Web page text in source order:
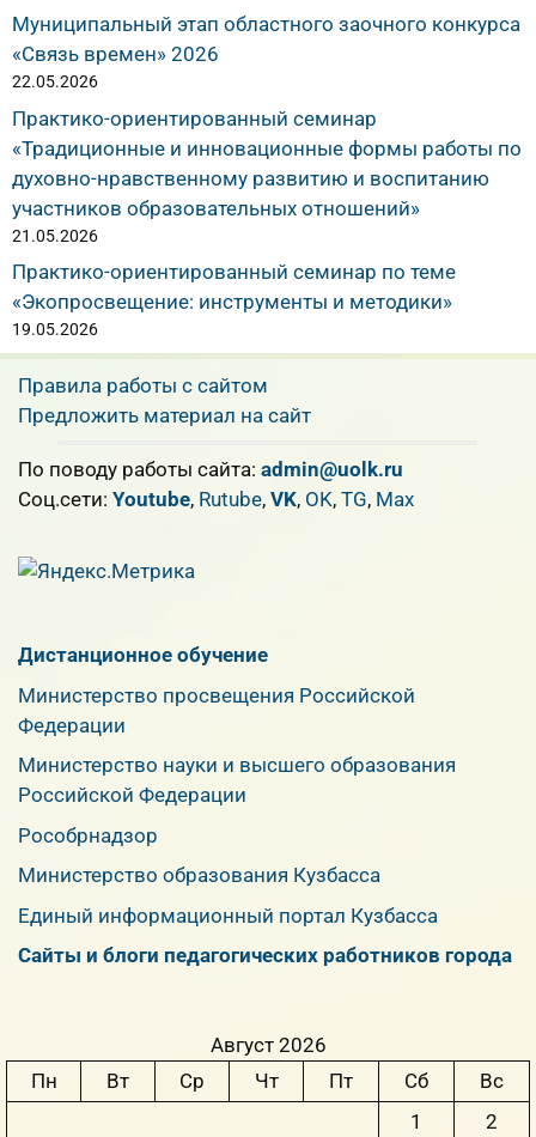
Муниципальный этап областного заочного конкурса
«Связь времен» 2026
22.05.2026
Практико-ориентированный семинар
«Традиционные и инновационные формы работы по
духовно-нравственному развитию и воспитанию
участников образовательных отношений»
21.05.2026
Практико-ориентированный семинар по теме
«Экопросвещение: инструменты и методики»
19.05.2026
Правила работы с сайтом
Предложить материал на сайт
По поводу работы сайта: admin@uolk.ru
Cоц.сети: Youtube, Rutube, VK, OK, TG, Max
Дистанционное обучение
Министерство просвещения Российской
Федерации
Министерство науки и высшего образования
Российской Федерации
Рособрнадзор
Министерство образования Кузбасса
Единый информационный портал Кузбасса
Сайты и блоги педагогических работников города
Август 2026
Пн
Вт Ср Чт Пт Сб
Вс
1
2